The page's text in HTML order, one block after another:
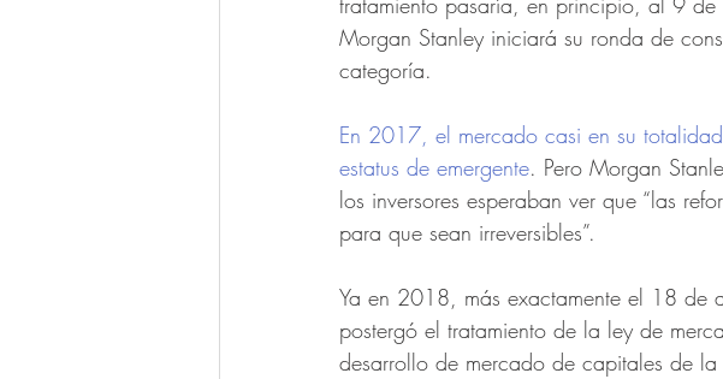
Morgan Stanley iniciará su ronda de
categoría.
En 2017, el mercado casi en su
estatus de emergente. Pero Morgan
los inversores esperaban ver que “las
para que sean irreversibles”.
Ya en 2018, más exactamente el 18 de
postergó el tratamiento de la ley de
desarrollo de mercado de capitales de